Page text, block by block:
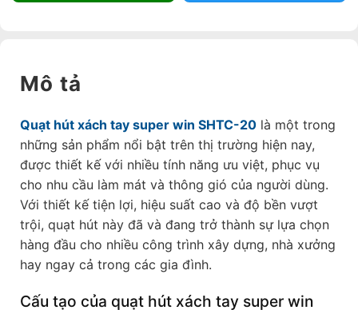
Mô tả
Quạt hút xách tay super win SHTC-20 là một trong
những sản phẩm nổi bật trên thị trường hiện nay,
được thiết kế với nhiều tính năng ưu việt, phục vụ
cho nhu cầu làm mát và thông gió của người dùng.
Với thiết kế tiện lợi, hiệu suất cao và độ bền vượt
trội, quạt hút này đã và đang trở thành sự lựa chọn
hàng đầu cho nhiều công trình xây dựng, nhà xưởng
hay ngay cả trong các gia đình.
Cấu tạo của quạt hút xách tay super win